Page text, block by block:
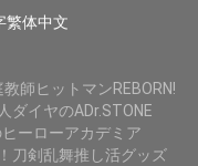
繁体中文
師ヒットマンREBORN!
ダイヤのADr.STONE
ーローアカデミア
刀剣乱舞推し活グッズ